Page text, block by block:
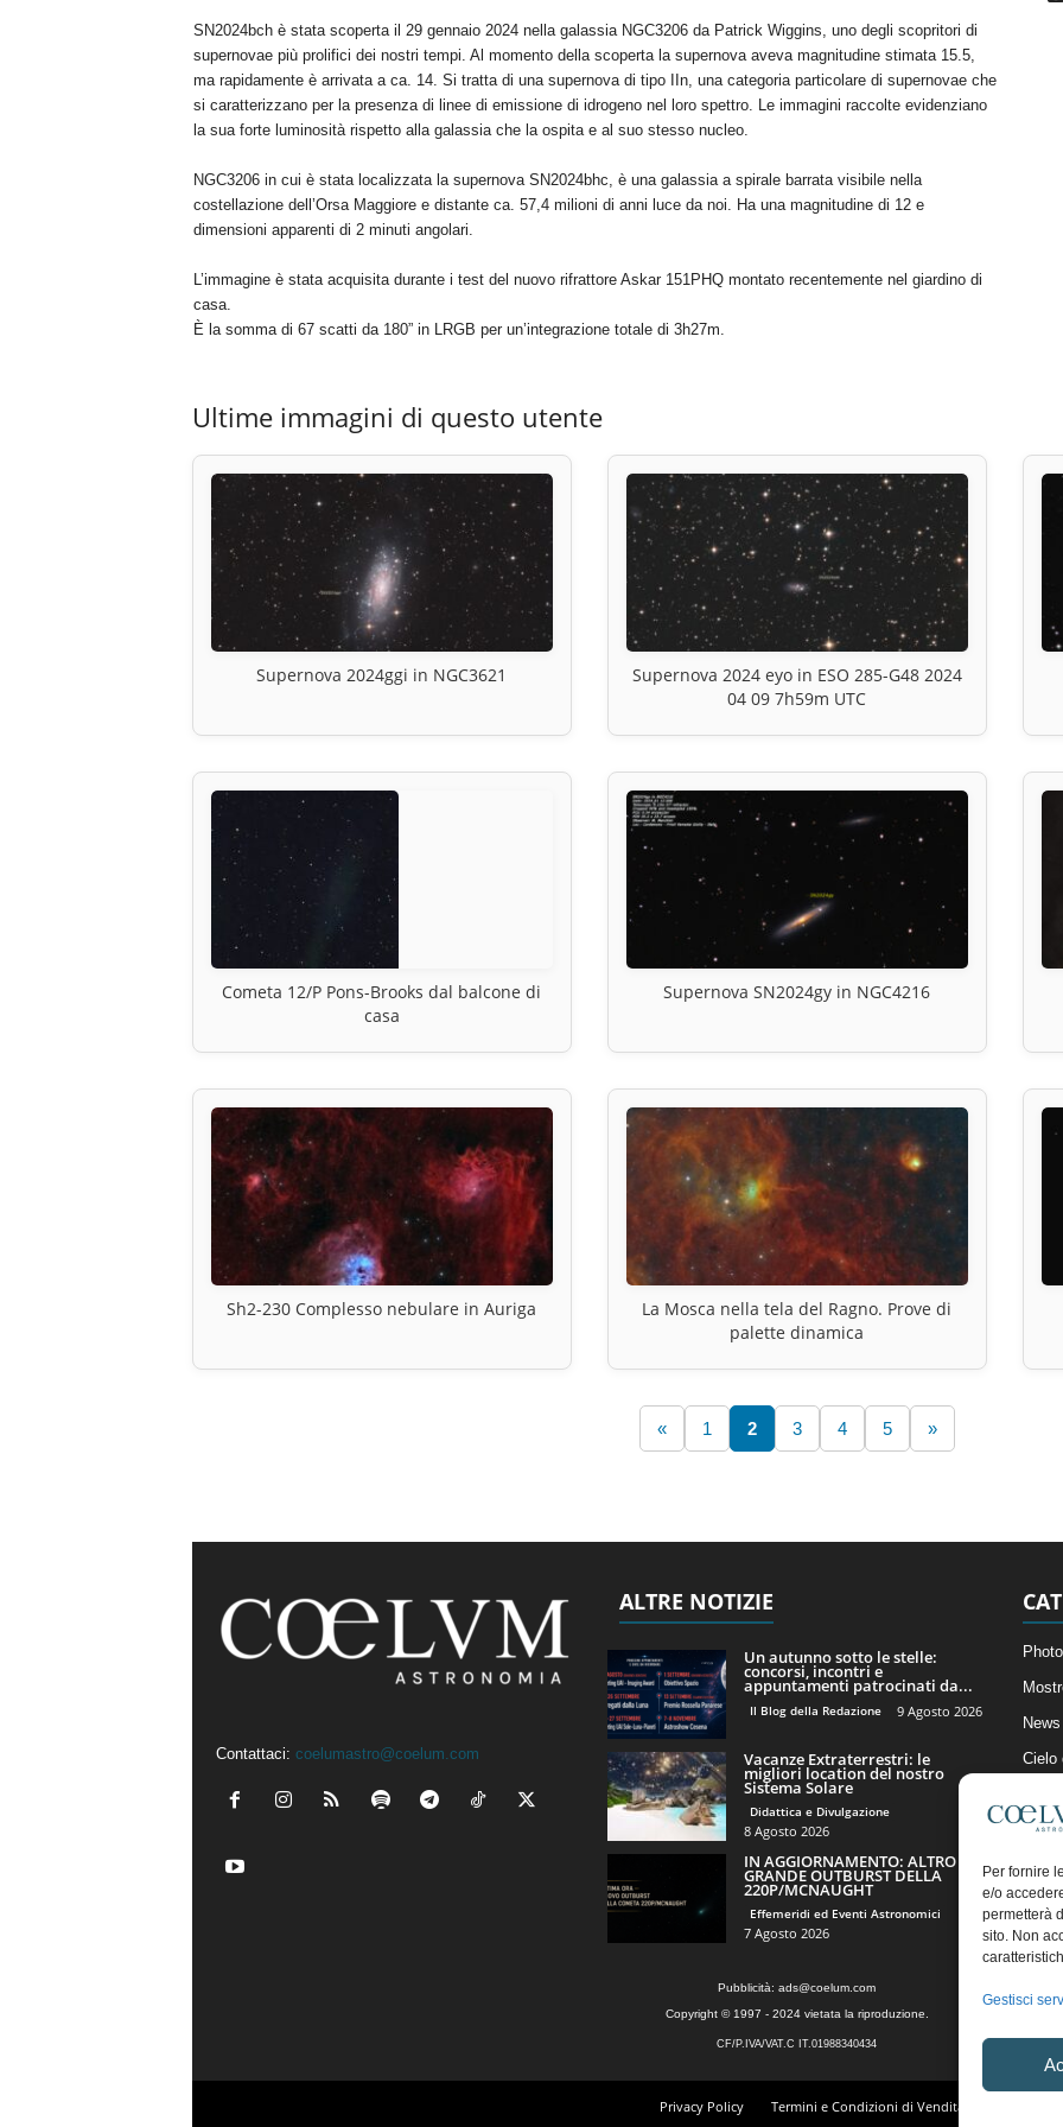
Per fornire
e/o
permetterà
sito. Non
Gestisci
SN2024bch è stata scoperta il 29 gennaio 2024 nella galassia NGC3206 da Patrick Wiggins, uno degli scopritori di
supernovae più prolifici dei nostri tempi. Al momento della scoperta la supernova aveva magnitudine stimata 15.5,
ma rapidamente è arrivata a ca. 14. Si tratta di una supernova di tipo IIn, una categoria particolare di supernovae che
si caratterizzano per la presenza di linee di emissione di idrogeno nel loro spettro. Le immagini raccolte evidenziano
la sua forte luminosità rispetto alla galassia che la ospita e al suo stesso nucleo.
NGC3206 in cui è stata localizzata la supernova SN2024bhc, è una galassia a spirale barrata visibile nella
costellazione dell’Orsa Maggiore e distante ca. 57,4 milioni di anni luce da noi. Ha una magnitudine di 12 e
dimensioni apparenti di 2 minuti angolari.
L’immagine è stata acquisita durante i test del nuovo rifrattore Askar 151PHQ montato recentemente nel giardino di
casa.
È la somma di 67 scatti da 180” in LRGB per un’integrazione totale di 3h27m.
Ultime immagini di questo utente
Supernova 2024ggi in NGC3621
Supernova 2024 eyo in ESO 285-G48 2024
04 09 7h59m UTC
Cometa 12/P Pons-Brooks dal balcone di
casa
Supernova SN2024gy in NGC4216
Sh2-230 Complesso nebulare in Auriga
La Mosca nella tela del Ragno. Prove di
palette dinamica
« 1 2 3 4 5 »
Contattaci: coelumastro@coelum.com
ALTRE NOTIZIE
Un autunno sotto le stelle:
concorsi, incontri e
appuntamenti patrocinati da...
Il Blog della Redazione 9 Agosto 2026
Vacanze Extraterrestri: le
migliori location del nostro
Sistema Solare
Didattica e Divulgazione
8 Agosto 2026
IN AGGIORNAMENTO: ALTRO
GRANDE OUTBURST DELLA
220P/MCNAUGHT
Effemeridi ed Eventi Astronomici
7 Agosto 2026
Cielo
Il
Pubblicità: ads@coelum.com
Copyright © 1997 - 2024 vietata la riproduzione.
CF/P.IVA/VAT.C IT.01988340434
Privacy Policy Termini e Condizioni di Vendita